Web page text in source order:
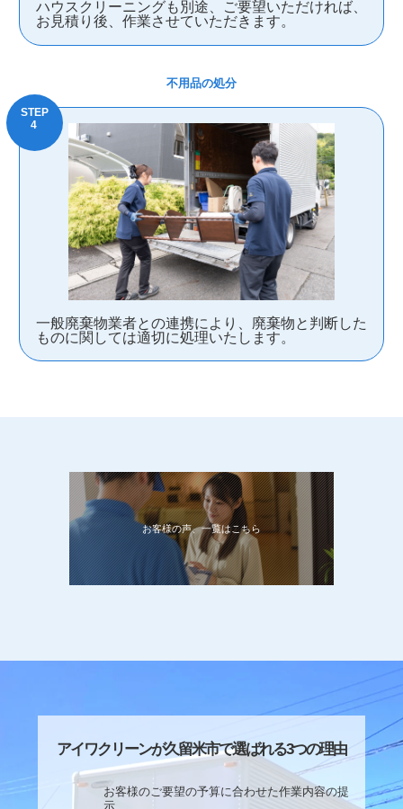
ハウスクリーニングも別途、ご要望いただければ、
お見積り後、作業させていただきます。
不用品の処分
一般廃棄物業者との連携により、廃棄物と判断した
ものに関しては適切に処理いたします。
お客様の声、一覧はこちら
アイワクリーンが久留米市で選ばれる3つの理由
お客様のご要望の予算に合わせた作業内容の提
示